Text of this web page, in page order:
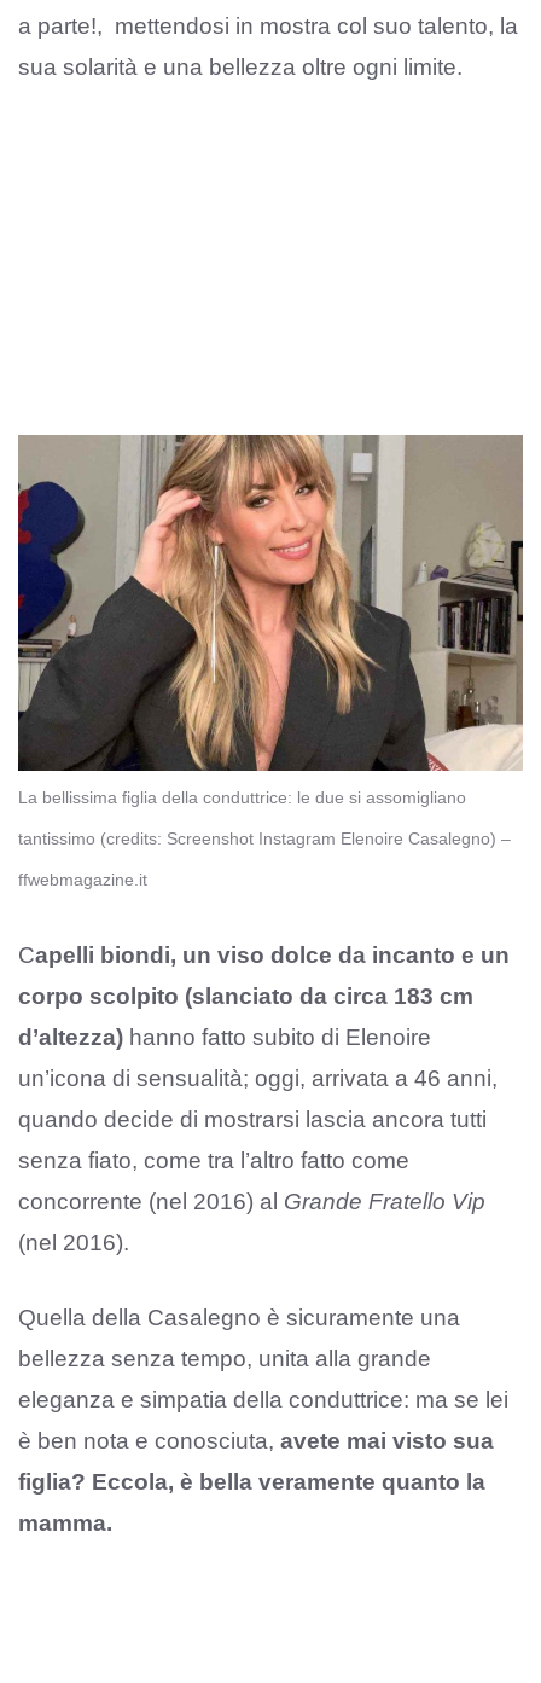
a parte!, mettendosi in mostra col suo talento, la
sua solarità e una bellezza oltre ogni limite.
La bellissima figlia della conduttrice: le due si assomigliano
tantissimo (credits: Screenshot Instagram Elenoire Casalegno) –
ffwebmagazine.it
Capelli biondi, un viso dolce da incanto e un
corpo scolpito (slanciato da circa 183 cm
d’altezza) hanno fatto subito di Elenoire
un’icona di sensualità; oggi, arrivata a 46 anni,
quando decide di mostrarsi lascia ancora tutti
senza fiato, come tra l’altro fatto come
concorrente (nel 2016) al Grande Fratello Vip
(nel 2016).
Quella della Casalegno è sicuramente una
bellezza senza tempo, unita alla grande
eleganza e simpatia della conduttrice: ma se lei
è ben nota e conosciuta, avete mai visto sua
figlia? Eccola, è bella veramente quanto la
mamma.